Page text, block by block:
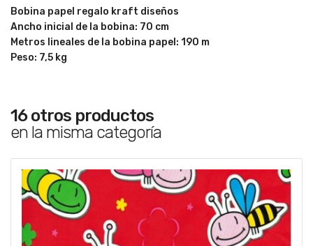
Bobina papel regalo kraft diseños
Ancho inicial de la bobina: 70 cm
Metros lineales de la bobina papel: 190 m
Peso: 7,5 kg
16 otros productos
en la misma categoría